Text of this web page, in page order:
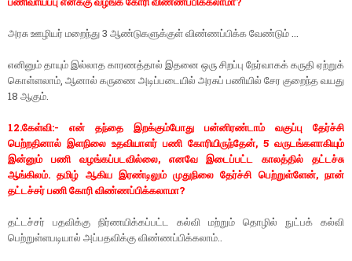
அரசு ஊழியர் மறைந்து 3 ஆண்டுகளுக்குள் விண்ணப்பிக்க வேண்டும் ...
எனினும் தாயும் இல்லாத காரணத்தால் இதனை ஒரு சிறப்பு நேர்வாகக் கருதி ஏற்றுக்
கொள்ளலாம், ஆனால் கருணை அடிப்படையில் அரசுப் பணியில் சேர குறைந்த வயது
18 ஆகும்.
12.கேள்வி:- என் தந்தை இறக்கும்போது பன்னிரண்டாம் வகுப்பு தேர்ச்சி
பெற்றதினால் இளநிலை உதவியாளர் பணி கோரியிருந்தேன், 5 வருடங்களாகியும்
இன்னும் பணி வழங்கப்படவில்லை, எனவே இடைப்பட்ட காலத்தில் தட்டச்சு
ஆங்கிலம். தமிழ் ஆகிய இரண்டிலும் முதுநிலை தேர்ச்சி பெற்றுள்ளேன், நான்
தட்டச்சர் பணி கோரி விண்ணப்பிக்கலாமா?
தட்டச்சர் பதவிக்கு நிர்ணயிக்கப்பட்ட கல்வி மற்றும் தொழில் நுட்பக் கல்வி
பெற்றுள்ளபடியால் அப்பதவிக்கு விண்ணப்பிக்கலாம்..